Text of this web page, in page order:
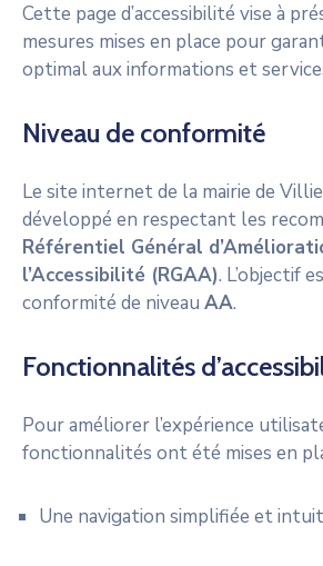
Cette page d’accessibilité vise à
mesures mises en place pour
optimal aux informations et
Niveau de conformité
Le site internet de la mairie de
développé en respectant les
Référentiel Général
l’Accessibilité (RGAA). L’objectif
conformité de niveau AA.
Fonctionnalités
Pour améliorer l’expérience
fonctionnalités ont été mises en
Une navigation simplifiée et